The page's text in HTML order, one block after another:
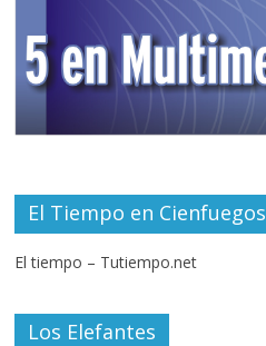
El Tiempo en Cienfuegos
El tiempo – Tutiempo.net
Los Elefantes